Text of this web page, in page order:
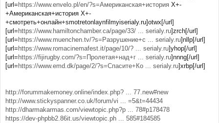
[url= https://www.envelo.pl/en/?s=Американская+история Х+-
+Американская+история Х+-
+смотреть+онлайн+smotretonlaynfilmyiserialy.ru]otwx[/url]
[url= https://www.hamiltonchamber.ca/page/33/ ... serialy.ru]zrch[/url]
[url= https://www.muenchen.tv/?s=Разрушение+с ... serialy.ru]nllp[/url]
[url= https://www.romacinemafest.it/page/10/? ... serialy.ru]yhop[/url]
[url= https://fijirugby.com/?s=Пролетая+над+г ... serialy.ru]nnng[/url]
[url= https://www.emd.dk/page/2/?s=Спасите+Ко ... serialy.ru]xrbp[/url]
http://forummakemoney.online/index.php? ... 77.new#new
http://www.stickyspanner.co.uk/forum/vi ... =5&t=44434
http://dharmakarmas.com/viewtopic.php?p ... 78#p178478
https://dev-phpbb2.86it.us/viewtopic.ph ... 585#184585